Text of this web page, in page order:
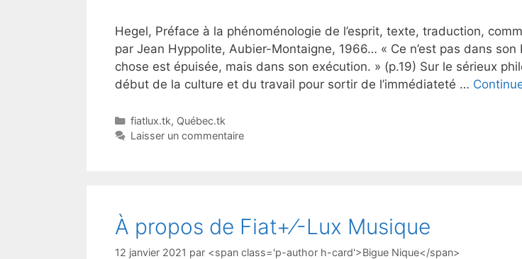
Hegel, Préface à la phénoménologie de l’esprit, texte, traduction,
par Jean Hyppolite, Aubier-Montaigne, 1966… « Ce n’est pas dans
chose est épuisée, mais dans son exécution. » (p.19) Sur le sérieux
début de la culture et du travail pour sortir de l’immédiateté …
fiatlux.tk, Québec.tk
Laisser un commentaire
À propos de Fiat+⁄-Lux Musique
12 janvier 2021 par <span class='p-author h-card'>Bigue Nique</span>